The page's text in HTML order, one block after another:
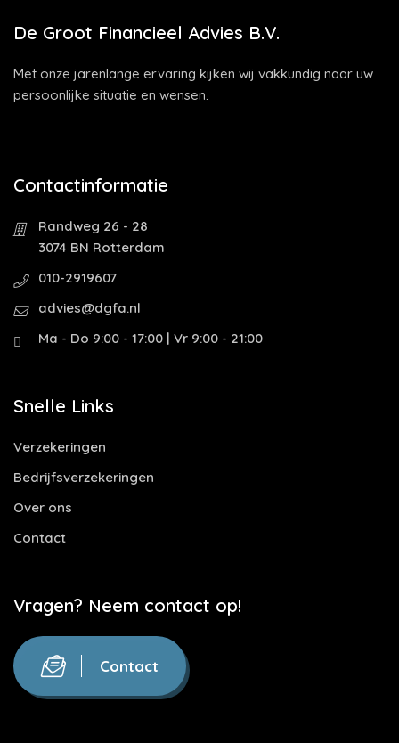
De Groot Financieel Advies B.V.
Met onze jarenlange ervaring kijken wij vakkundig naar uw
persoonlijke situatie en wensen.
Contactinformatie
Randweg 26 - 28
3074 BN Rotterdam
010-2919607
advies@dgfa.nl
Ma - Do 9:00 - 17:00 | Vr 9:00 - 21:00
Snelle Links
Verzekeringen
Bedrijfsverzekeringen
Over ons
Contact
Vragen? Neem contact op!
Contact